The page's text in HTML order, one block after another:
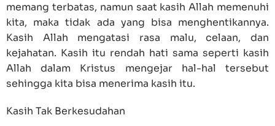
memang terbatas, namun saat kasih Allah memenuhi
kita, maka tidak ada yang bisa menghentikannya.
Kasih Allah mengatasi rasa malu, celaan, dan
kejahatan. Kasih itu rendah hati sama seperti kasih
Allah dalam Kristus mengejar hal-hal tersebut
sehingga kita bisa menerima kasih itu.
Kasih Tak Berkesudahan